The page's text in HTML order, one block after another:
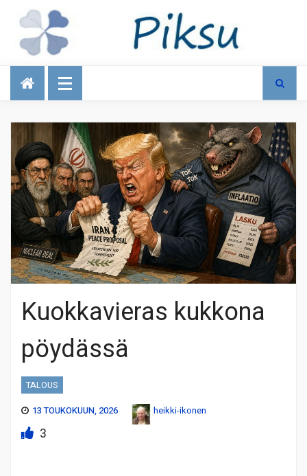
Talous
Kuokkavieras kukkona
pöydässä
TALOUS
13 TOUKOKUUN, 2026
heikki-ikonen
3